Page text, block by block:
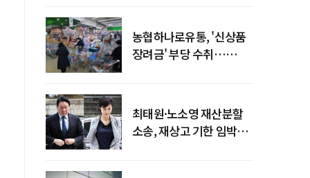
농협하나로유통, '신상품
장려금' 부당 수취…
최태원·노소영 재산분할
소송, 재상고 기한 임박…